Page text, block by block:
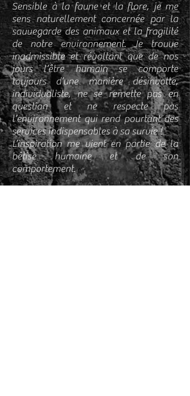
Sensible à la faune et la flore, je me
sens naturellement concernée par la
sauvegarde des animaux et la fragilité
de notre environnement. Je trouve
inadmissible et révoltant que de nos
jours l’être humain se comporte
toujours d’une manière désinvolte,
individualiste, ne se remette pas en
question et ne respecte pas
l’environnement qui rend pourtant des
services indispensables à sa survie !
L’inspiration me vient en partie de la
bêtise humaine et de son
comportement.